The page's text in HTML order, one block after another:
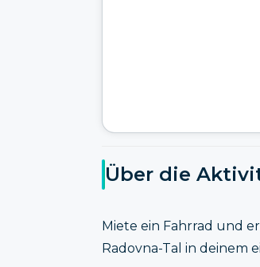
Über die
Miete ein Fahrrad und
Radovna-Tal in deinem